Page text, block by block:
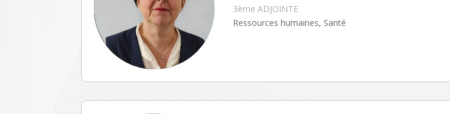
3ème ADJOINTE
Ressources humaines, Santé